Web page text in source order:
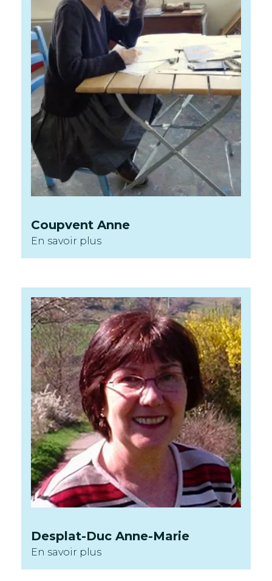
Coupvent Anne
En savoir plus
Desplat-Duc Anne-Marie
En savoir plus